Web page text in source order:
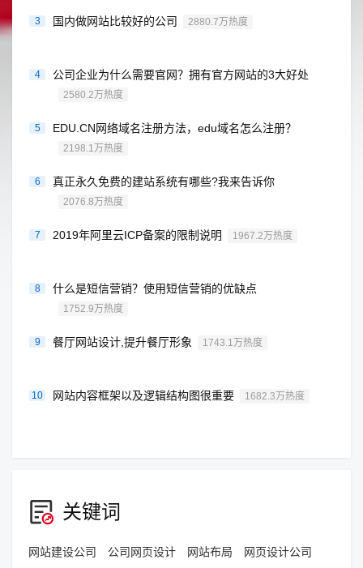
3 国内做网站比较好的公司 2880.7万热度
4 公司企业为什么需要官网？拥有官方网站的3大好处
2580.2万热度
5 EDU.CN网络域名注册方法，edu域名怎么注册？
2198.1万热度
6 真正永久免费的建站系统有哪些?我来告诉你
2076.8万热度
7 2019年阿里云ICP备案的限制说明 1967.2万热度
8 什么是短信营销？使用短信营销的优缺点
1752.9万热度
9 餐厅网站设计,提升餐厅形象 1743.1万热度
10 网站内容框架以及逻辑结构图很重要 1682.3万热度
关键词
网站建设公司 公司网页设计 网站布局 网页设计公司